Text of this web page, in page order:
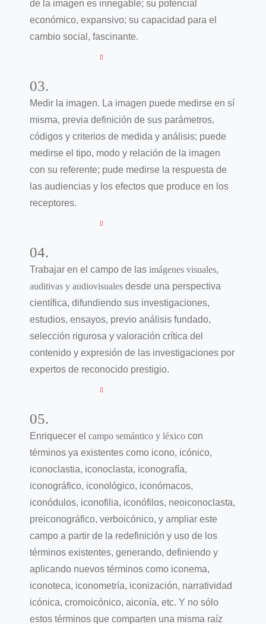
de la imagen es innegable; su potencial
económico, expansivo; su capacidad para el
cambio social, fascinante.
03.
Medir la imagen. La imagen puede medirse en sí
misma, previa definición de sus parámetros,
códigos y criterios de medida y análisis; puede
medirse el tipo, modo y relación de la imagen
con su referente; pude medirse la respuesta de
las audiencias y los efectos que produce en los
receptores.
04.
Trabajar en el campo de las imágenes visuales,
auditivas y audiovisuales desde una perspectiva
científica, difundiendo sus investigaciones,
estudios, ensayos, previo análisis fundado,
selección rigurosa y valoración crítica del
contenido y expresión de las investigaciones por
expertos de reconocido prestigio.
05.
Enriquecer el campo semántico y léxico con
términos ya existentes como icono, icónico,
iconoclastia, iconoclasta, iconografía,
iconográfico, iconológico, iconómacos,
iconódulos, iconofilia, iconófilos, neoiconoclasta,
preiconográfico, verboicónico, y ampliar este
campo a partir de la redefinición y uso de los
términos existentes, generando, definiendo y
aplicando nuevos términos como iconema,
iconoteca, iconometría, iconización, narratividad
icónica, cromoicónico, aiconía, etc. Y no sólo
estos términos que comparten una misma raíz